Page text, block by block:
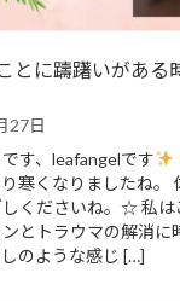
とに躊躇いがある
27日
す、leafangelです
寒くなりましたね。
くださいね。☆ 私は
とトラウマの解消に
のような感じ […]